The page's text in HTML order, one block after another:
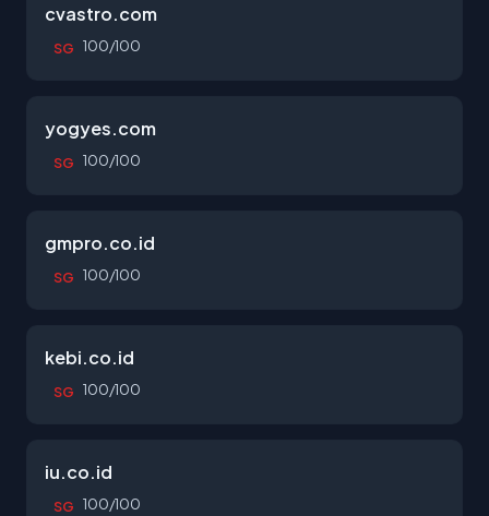
cvastro.com
SG 100/100
yogyes.com
SG 100/100
gmpro.co.id
SG 100/100
kebi.co.id
SG 100/100
iu.co.id
SG 100/100